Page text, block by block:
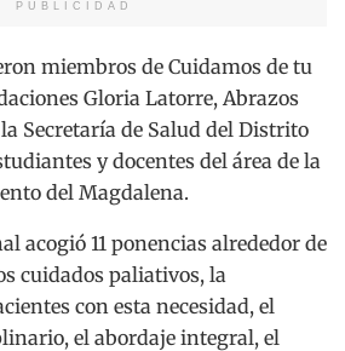
PUBLICIDAD
miembros de Cuidamos de tu
Gloria Latorre, Abrazos
Secretaría de Salud del Distrito
y docentes del área de la
del Magdalena.
acogió 11 ponencias alrededor de
cuidados paliativos, la
con esta necesidad, el
el abordaje integral, el